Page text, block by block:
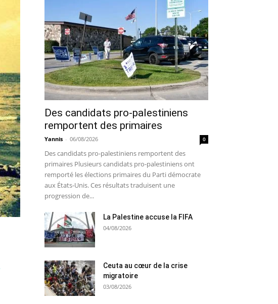
Des candidats pro-palestiniens
remportent des primaires
Yannis - 06/08/2026 0
Des candidats pro-palestiniens remportent des
primaires Plusieurs candidats pro-palestiniens ont
remporté les élections primaires du Parti démocrate
aux États-Unis. Ces résultats traduisent une
progression de...
La Palestine accuse la FIFA
04/08/2026
Ceuta au cœur de la crise
migratoire
03/08/2026